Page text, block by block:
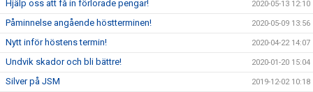
Hjälp oss att få in förlorade pengar! 2020-05-13 12:10
Påminnelse angående höstterminen! 2020-05-09 13:56
Nytt inför höstens termin! 2020-04-22 14:07
Undvik skador och bli bättre! 2020-01-20 15:04
Silver på JSM 2019-12-02 10:18